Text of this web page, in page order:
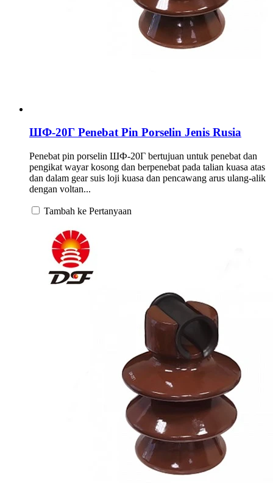
ШФ-20Г Penebat Pin Porselin Jenis Rusia
Penebat pin porselin ШФ-20Г bertujuan untuk penebat dan
pengikat wayar kosong dan berpenebat pada talian kuasa atas
dan dalam gear suis loji kuasa dan pencawang arus ulang-alik
dengan voltan...
Tambah ke Pertanyaan